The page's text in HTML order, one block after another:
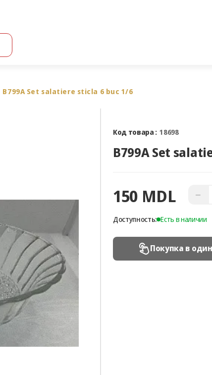
B799A Set salatiere sticla 6 buc 1/6
Код товара : 18698
B799A Set
150 MDL −
Доступность: Есть в наличии
Покупка в